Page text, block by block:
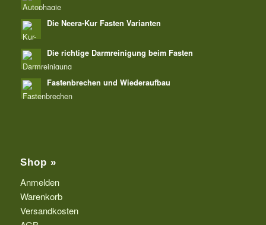
Die Neera-Kur Fasten Varianten
Die richtige Darmreinigung beim Fasten
Fastenbrechen und Wiederaufbau
Shop »
Anmelden
Warenkorb
Versandkosten